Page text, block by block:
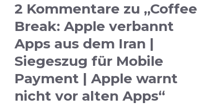
2 Kommentare zu „Coffee
Break: Apple verbannt
Apps aus dem Iran |
Siegeszug für Mobile
Payment | Apple warnt
nicht vor alten Apps“